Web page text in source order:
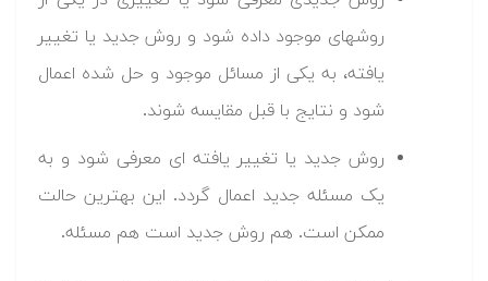
روشهای موجود داده شود و روش جدید یا تغییر
یافته، به یکی از مسائل موجود و حل شده اعمال
شود و نتایج با قبل مقایسه شوند.
روش جدید یا تغییر یافته ای معرفی شود و به
یک مسئله جدید اعمال گردد. این بهترین حالت
ممکن است. هم روش جدید است هم مسئله.